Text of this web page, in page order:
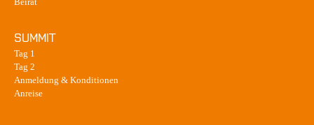
Beirat
SUMMIT
Tag 1
Tag 2
Anmeldung & Konditionen
Anreise